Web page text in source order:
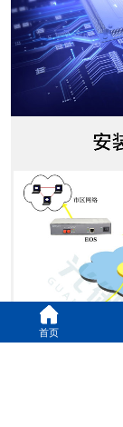
首页